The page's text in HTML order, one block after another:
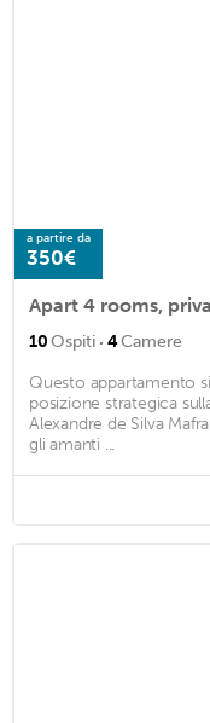
a partire da
350€
Apart 4 rooms,
10Ospiti · 4Camere
Questo appartamento
posizione strategica
Alexandre de Silva
gli amanti ...